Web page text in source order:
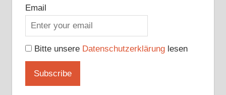
Email
Bitte unsere Datenschutzerklärunglesen